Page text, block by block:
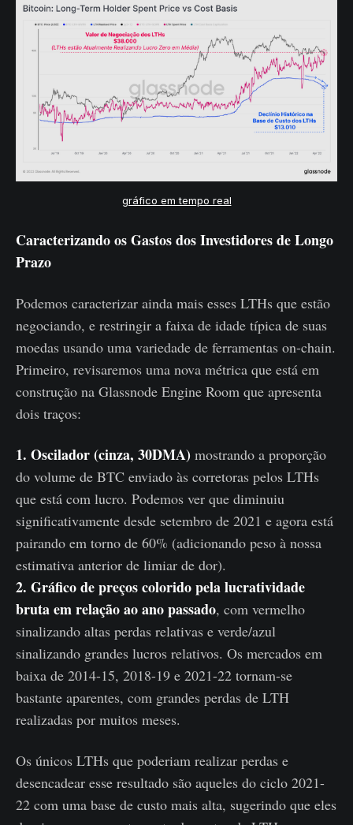
gráfico em tempo real
Caracterizando os Gastos dos Investidores de Longo
Prazo
Podemos caracterizar ainda mais esses LTHs que estão
negociando, e restringir a faixa de idade típica de suas
moedas usando uma variedade de ferramentas on-chain.
Primeiro, revisaremos uma nova métrica que está em
construção na Glassnode Engine Room que apresenta
dois traços:
1. Oscilador (cinza, 30DMA) mostrando a proporção
do volume de BTC enviado às corretoras pelos LTHs
que está com lucro. Podemos ver que diminuiu
significativamente desde setembro de 2021 e agora está
pairando em torno de 60% (adicionando peso à nossa
estimativa anterior de limiar de dor).
2. Gráfico de preços colorido pela lucratividade
bruta em relação ao ano passado, com vermelho
sinalizando altas perdas relativas e verde/azul
sinalizando grandes lucros relativos. Os mercados em
baixa de 2014-15, 2018-19 e 2021-22 tornam-se
bastante aparentes, com grandes perdas de LTH
realizadas por muitos meses.
Os únicos LTHs que poderiam realizar perdas e
desencadear esse resultado são aqueles do ciclo 2021-
22 com uma base de custo mais alta, sugerindo que eles